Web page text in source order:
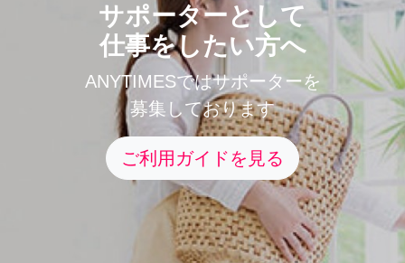
サポーターとして
仕事をしたい方へ
ANYTIMESではサポーターを
募集しております
ご利用ガイドを見る